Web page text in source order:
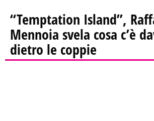
“Temptation Island”,
Mennoia svela cosa c’è
dietro le coppie